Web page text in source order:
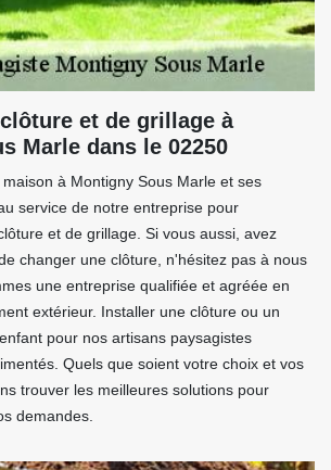
et de grillage à
Marle dans le 02250
à Montigny Sous Marle et ses
service de notre entreprise pour
et de grillage. Si vous aussi, avez
changer une clôture, n'hésitez pas à nous
une entreprise qualifiée et agréée en
extérieur. Installer une clôture ou un
pour nos artisans paysagistes
Quels que soient votre choix et vos
trouver les meilleures solutions pour
demandes.